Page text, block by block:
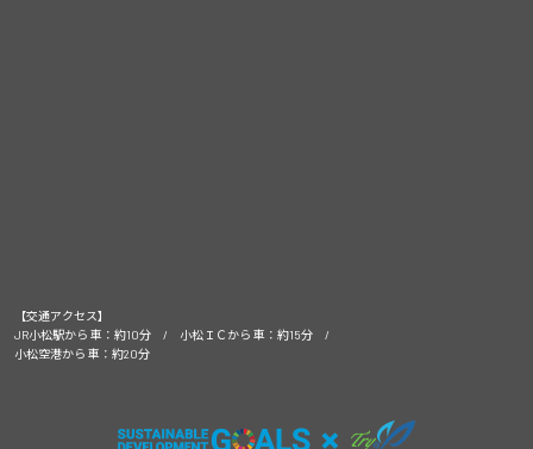
【交通アクセス】
JR小松駅から 車：約10分 / 小松ＩＣから 車：約15分 /
小松空港から 車：約20分